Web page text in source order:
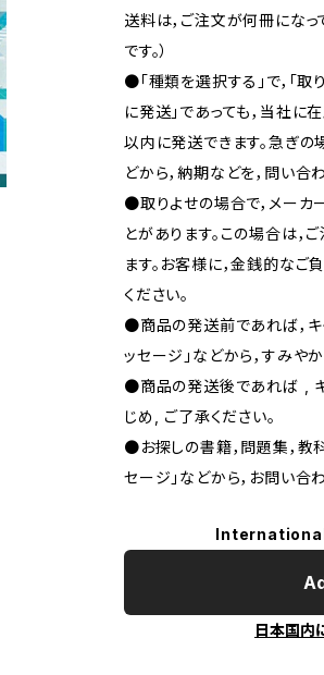
送料は，ご注文が何冊になっ
です。）
●「種類を選択する」で，
に発送」であっても，当社に
以内に発送できます。急ぎの
どから，納期などを，問い合
●取りよせの場合で，メーカ
とがあります。この場合は，
ます。お客様に，金銭的なご
ください。
●商品の発送前であれば，キ
ッセージ」などから，すみやか
●商品の発送後であれば ,
じめ, ご了承ください｡
●お探しの書籍，問題集，教
セージ」などから，お問い合
日本国内